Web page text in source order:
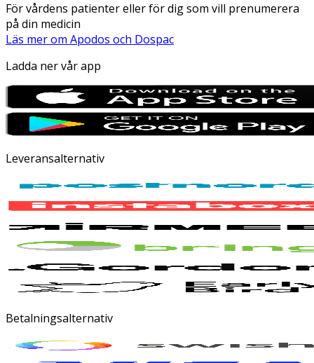
För vårdens patienter eller för dig som vill prenumerera
på din medicin
Läs mer om Apodos och Dospac
Ladda ner vår app
Leveransalternativ
Betalningsalternativ